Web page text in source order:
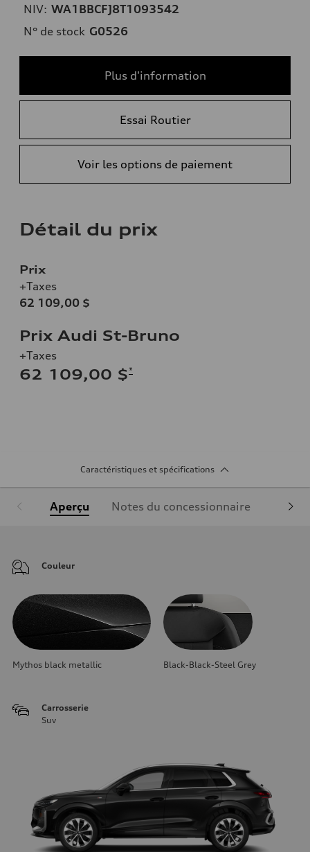
NIV: WA1BBCFJ8T1093542
N° de stock G0526
Plus d'information
Essai Routier
Voir les options de paiement
Détail du prix
Prix
+Taxes
62 109,00 $
Prix Audi St-Bruno
+Taxes
62 109,00 $*
Caractéristiques et spécifications
Aperçu Notes du concessionnaire
Couleur
Mythos black metallic Black-Black-Steel Grey
Carrosserie
Suv